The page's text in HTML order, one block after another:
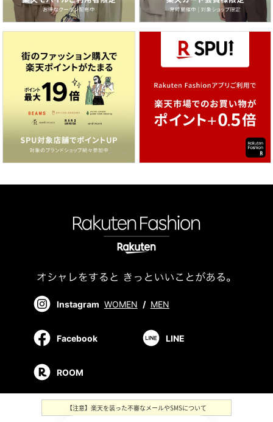
Instagram WOMEN / MEN
Facebook LINE
ROOM
【注意】楽天を装った不審なメールやSMSについて